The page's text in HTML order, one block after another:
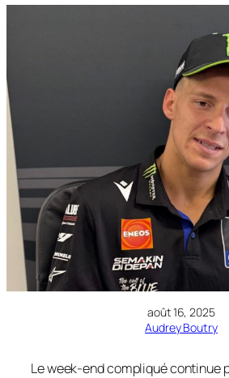
août 16, 2025
Audrey Boutry
Le week-end compliqué continue